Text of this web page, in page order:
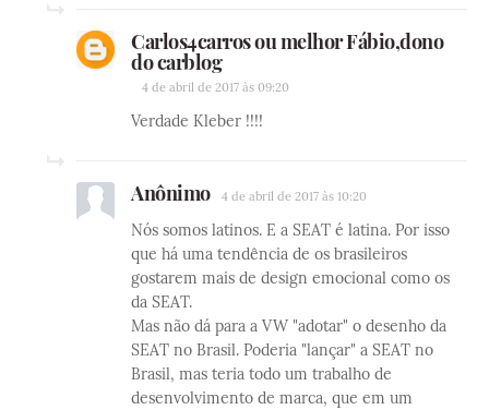
Carlos4carros ou melhor Fábio,dono
do carblog
4 de abril de 2017 às 09:20
Verdade Kleber !!!!
Anônimo 4 de abril de 2017 às 10:20
Nós somos latinos. E a SEAT é latina. Por isso
que há uma tendência de os brasileiros
gostarem mais de design emocional como os
da SEAT.
Mas não dá para a VW "adotar" o desenho da
SEAT no Brasil. Poderia "lançar" a SEAT no
Brasil, mas teria todo um trabalho de
desenvolvimento de marca, que em um